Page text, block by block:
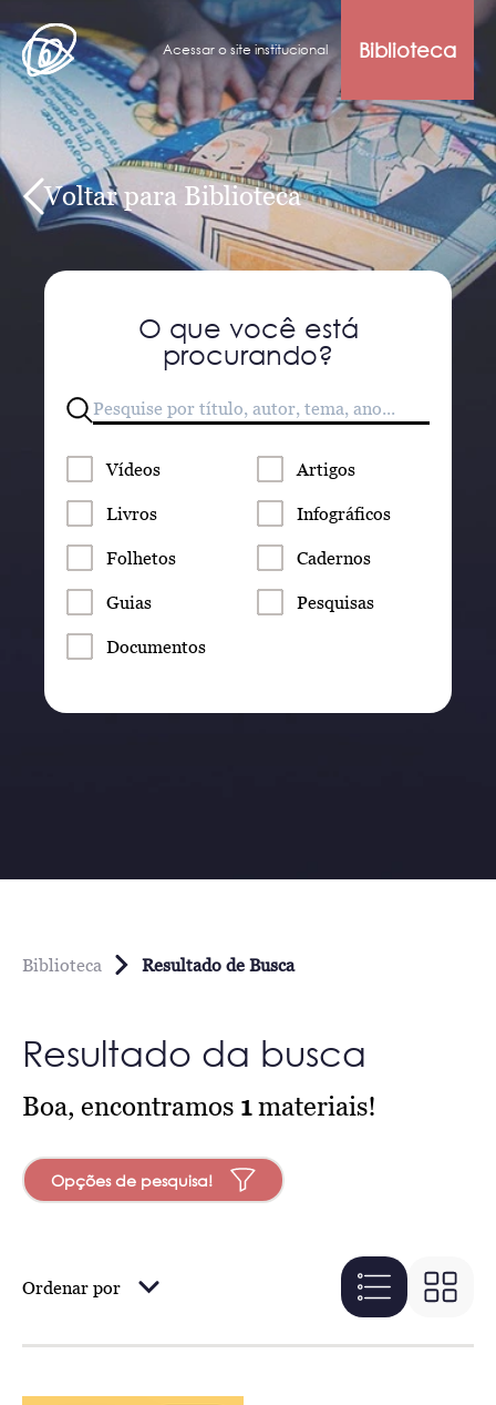
Acessar o site institucional Biblioteca
Voltar para Biblioteca
O que você está
procurando?
Vídeos Artigos
Livros Infográficos
Folhetos Cadernos
Guias Pesquisas
Documentos
Biblioteca Resultado de Busca
Resultado da busca
Boa, encontramos 1materiais!
Opções de pesquisa!
Ordenar por